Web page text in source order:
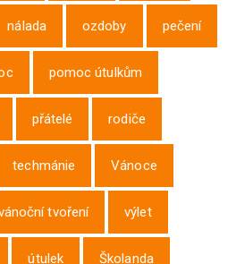
nálada ozdoby pečení
pomoc útulkům
přátelé rodiče
techmánie Vánoce
tvoření výlet
útulek Školanda